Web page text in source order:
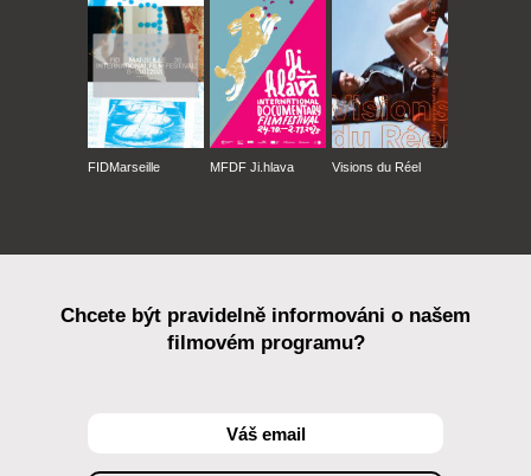
FIDMarseille MFDF Ji.hlava Visions du Réel
Chcete být pravidelně informováni o našem
filmovém programu?